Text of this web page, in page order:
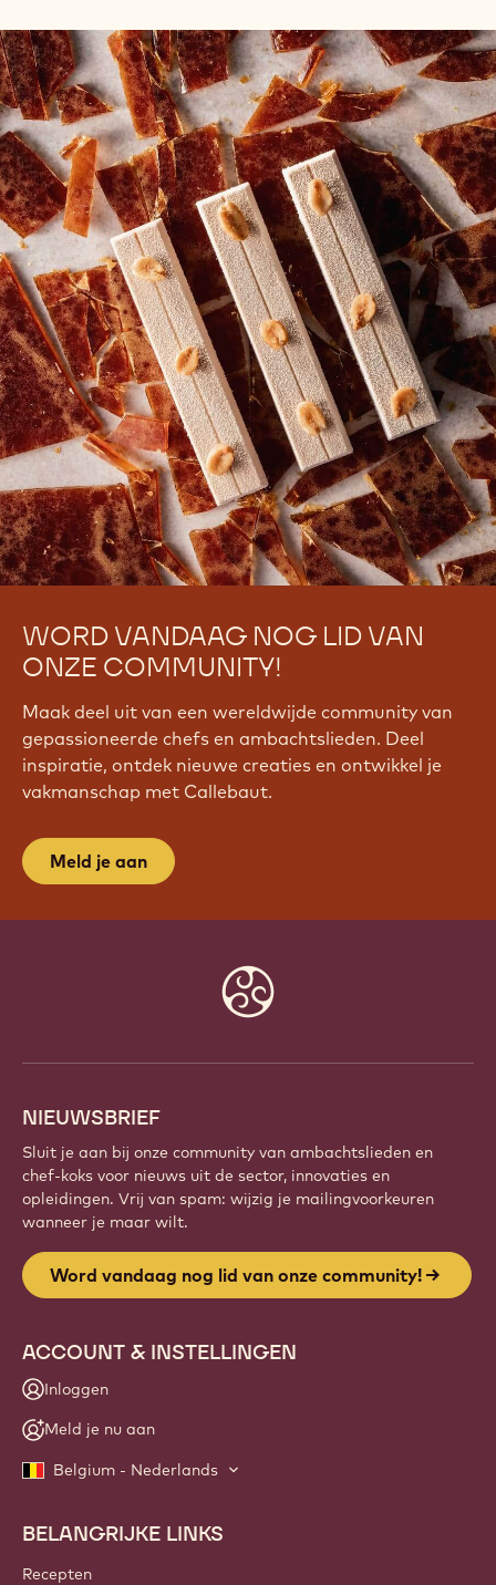
WORD VANDAAG NOG LID VAN
ONZE COMMUNITY!
Maak deel uit van een wereldwijde community van
gepassioneerde chefs en ambachtslieden. Deel
inspiratie, ontdek nieuwe creaties en ontwikkel je
vakmanschap met Callebaut.
Meld je aan
NIEUWSBRIEF
Sluit je aan bij onze community van ambachtslieden en
chef-koks voor nieuws uit de sector, innovaties en
opleidingen. Vrij van spam: wijzig je mailingvoorkeuren
wanneer je maar wilt.
Word vandaag nog lid van onze community!
ACCOUNT & INSTELLINGEN
Inloggen
Meld je nu aan
Belgium - Nederlands
Footer
Callebaut
BELANGRIJKE LINKS
Recepten